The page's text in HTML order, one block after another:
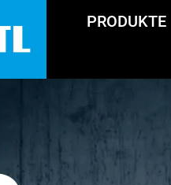
PRODUKTE